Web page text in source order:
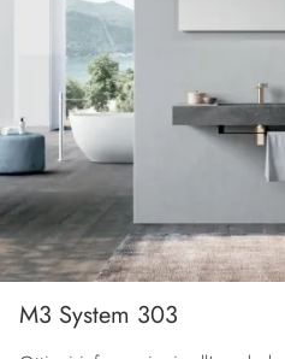
M3 System 303